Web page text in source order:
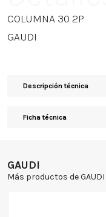
COLUMNA 30 2P
GAUDI
Descripción técnica
Ficha técnica
GAUDI
Más productos de GAUDI